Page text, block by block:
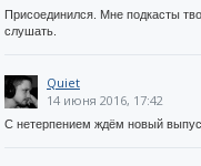
Присоединился. Мне подкасты
слушать.
Quiet
14 июня 2016, 17:42
С нетерпением ждём новый